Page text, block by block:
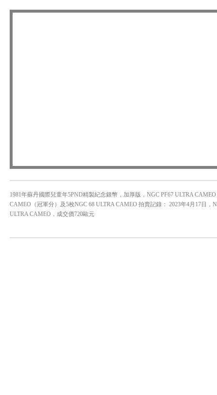
1981年蘇丹國際兒童年5PND精製紀念銀幣，加厚版，NGC PF67 ULTRA
CAMEO（冠軍分）及5枚NGC 68 ULTRA CAMEO 拍賣記錄： 2023年4月17日，
ULTRA CAMEO，成交價720歐元